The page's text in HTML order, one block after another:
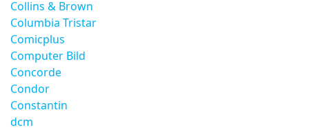
Collins & Brown
Columbia Tristar
Comicplus
Computer Bild
Concorde
Condor
Constantin
dcm